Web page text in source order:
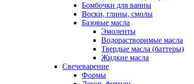
Бомбочки для ванны
Воски, глины, смолы
Базовые масла
Эмоленты
Водорастворимые масла
Твердые масла (баттеры)
Жидкие масла
Свечеварение
Формы